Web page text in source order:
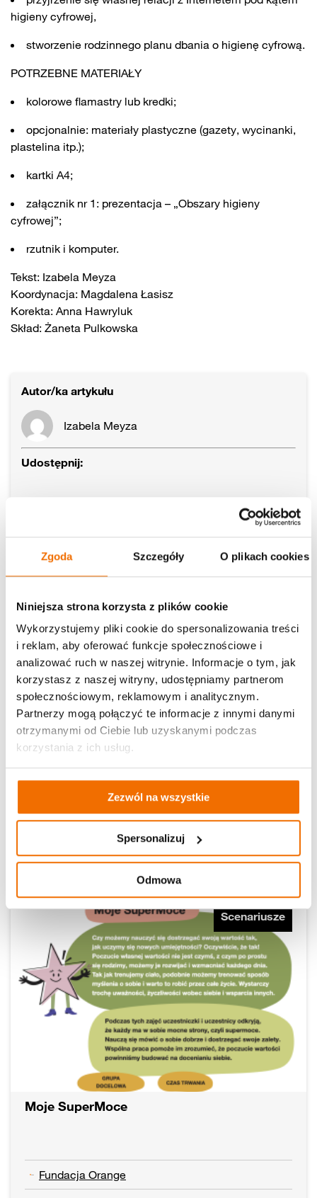
Zgoda Szczegóły O plikach cookies
Niniejsza strona korzysta z plików cookie
Wykorzystujemy pliki cookie do spersonalizowania treści
i reklam, aby oferować funkcje społecznościowe i
analizować ruch w naszej witrynie. Informacje o tym, jak
korzystasz z naszej witryny, udostępniamy partnerom
społecznościowym, reklamowym i analitycznym.
Partnerzy mogą połączyć te informacje z innymi danymi
otrzymanymi od Ciebie lub uzyskanymi podczas
korzystania z ich usług.
Zezwól na wszystkie
Spersonalizuj
Odmowa
higieny cyfrowej,
stworzenie rodzinnego planu dbania o higienę cyfrową.
POTRZEBNE MATERIAŁY
kolorowe flamastry lub kredki;
opcjonalnie: materiały plastyczne (gazety, wycinanki,
plastelina itp.);
kartki A4;
załącznik nr 1: prezentacja – „Obszary higieny
cyfrowej”;
rzutnik i komputer.
Tekst: Izabela Meyza
Koordynacja: Magdalena Łasisz
Korekta: Anna Hawryluk
Skład: Żaneta Pulkowska
Autor/ka artykułu
Izabela Meyza
Udostępnij:
Scenariusze
Moje SuperMoce
Fundacja Orange